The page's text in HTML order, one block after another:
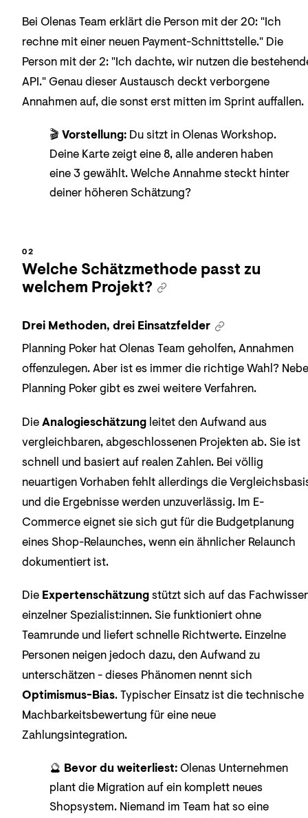
Bei Olenas Team erklärt die Person mit der 20: "Ich
rechne mit einer neuen Payment-Schnittstelle." Die
Person mit der 2: "Ich dachte, wir nutzen die
API." Genau dieser Austausch deckt verborgene
Annahmen auf, die sonst erst mitten im Sprint auffallen.
🎬 Vorstellung: Du sitzt in Olenas Workshop.
Deine Karte zeigt eine 8, alle anderen haben
eine 3 gewählt. Welche Annahme steckt hinter
deiner höheren Schätzung?
Welche Schätzmethode passt zu
welchem Projekt?
Drei Methoden, drei Einsatzfelder
Planning Poker hat Olenas Team geholfen, Annahmen
offenzulegen. Aber ist es immer die richtige Wahl?
Planning Poker gibt es zwei weitere Verfahren.
DieAnalogieschätzung leitet den Aufwand aus
vergleichbaren, abgeschlossenen Projekten ab. Sie ist
schnell und basiert auf realen Zahlen. Bei völlig
neuartigen Vorhaben fehlt allerdings die
und die Ergebnisse werden unzuverlässig. Im E-
Commerce eignet sie sich gut für die Budgetplanung
eines Shop-Relaunches, wenn ein ähnlicher Relaunch
dokumentiert ist.
Die Expertenschätzungstützt sich auf das
einzelner Spezialist:innen. Sie funktioniert ohne
Teamrunde und liefert schnelle Richtwerte. Einzelne
Personen neigen jedoch dazu, den Aufwand zu
unterschätzen - dieses Phänomen nennt sich
Optimismus-Bias. Typischer Einsatz ist die technische
Machbarkeitsbewertung für eine neue
Zahlungsintegration.
🔮 Bevor du weiterliest:Olenas Unternehmen
plant die Migration auf ein komplett neues
Shopsystem. Niemand im Team hat so eine